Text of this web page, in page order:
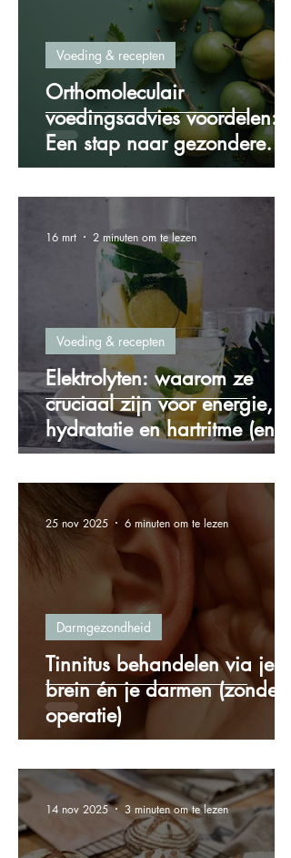
Orthomoleculair
voedingsadvies voordelen:
Een stap naar gezondere
voeding
Voeding & recepten
Elektrolyten: waarom ze
cruciaal zijn voor energie,
hydratatie en hartritme (en
hoe je ze via voeding binnen
krijgt)
Voeding & recepten
16 mrt 2 minuten om te lezen
Tinnitus behandelen via je
brein én je darmen (zonder
operatie)
Darmgezondheid
25 nov 2025 6 minuten om te lezen
14 nov 2025 3 minuten om te lezen